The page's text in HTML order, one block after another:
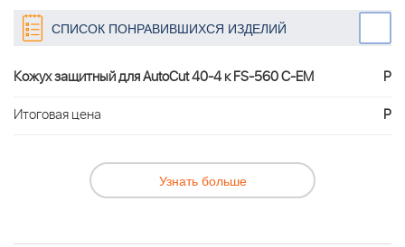
СПИСОК ПОНРАВИВШИХСЯ ИЗДЕЛИЙ
Кожух защитный для AutoCut 40-4 к FS-560 C-EM
Р
Итоговая цена
Р
Узнать больше